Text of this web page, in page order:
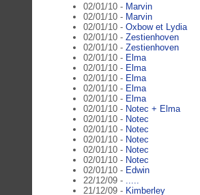
02/01/10 - Marvin
02/01/10 - Marvin
02/01/10 - Oxbow et Lydia
02/01/10 - Zestienhoven
02/01/10 - Zestienhoven
02/01/10 - Elma
02/01/10 - Elma
02/01/10 - Elma
02/01/10 - Elma
02/01/10 - Elma
02/01/10 - Notec + Elma
02/01/10 - Notec
02/01/10 - Notec
02/01/10 - Notec
02/01/10 - Notec
02/01/10 - Notec
02/01/10 - Edwin
22/12/09 -
21/12/09 - Kimberley